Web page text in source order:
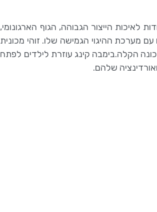
לאיכות הייצור הגבוהה, הגוף הארגונומי,
מערכת ההיגוי הגמישה שלו. זוהי מכונית
הקלה.בימבה קינג עוזרת לילדים לפתח
שלהם.